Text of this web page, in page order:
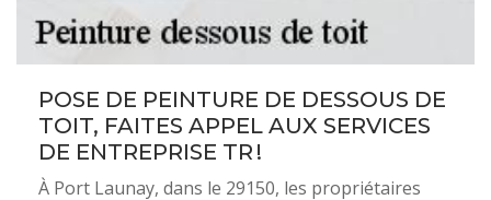
POSE DE PEINTURE DE DESSOUS DE
TOIT, FAITES APPEL AUX SERVICES
DE ENTREPRISE TR !
À Port Launay, dans le 29150, les propriétaires